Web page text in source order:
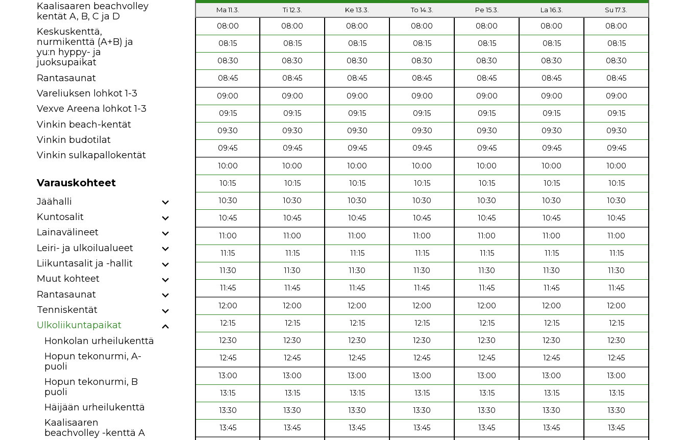
Kaalisaaren beachvolley
kentät A, B, C ja D
Keskuskenttä,
nurmikenttä (A+B) ja
yu:n hyppy- ja
juoksupaikat
Rantasaunat
Vareliuksen lohkot 1-3
Vexve Areena lohkot 1-3
Vinkin beach-kentät
Vinkin budotilat
Vinkin sulkapallokentät
Varauskohteet
Jäähalli
Kuntosalit
Lainavälineet
Leiri- ja ulkoilualueet
Liikuntasalit ja -hallit
Muut kohteet
Rantasaunat
Tenniskentät
Ulkoliikuntapaikat
Honkolan urheilukenttä
Hopun tekonurmi, A-
puoli
Hopun tekonurmi, B
puoli
Häijään urheilukenttä
Kaalisaaren
beachvolley -kenttä A
Ma 11.3. Ti 12.3. Ke 13.3. To 14.3. Pe 15.3. La 16.3. Su 17.3.
08:00 08:00 08:00 08:00 08:00 08:00
08:00
08:15
08:15 08:15 08:15 08:15 08:15
08:15
08:30
08:30 08:30 08:30 08:30 08:30
08:30
08:45
08:45 08:45 08:45 08:45 08:45
08:45
09:00
09:00 09:00 09:00 09:00 09:00
09:00
09:15
09:15 09:15 09:15 09:15 09:15
09:15
09:30
09:30 09:30 09:30 09:30 09:30
09:30
09:45
09:45 09:45 09:45 09:45 09:45
09:45
10:00
10:00 10:00 10:00 10:00 10:00
10:00
10:15
10:15 10:15 10:15 10:15 10:15
10:15
10:30
10:30 10:30 10:30 10:30 10:30
10:30
10:45
10:45 10:45 10:45 10:45 10:45
10:45
11:00
11:00 11:00 11:00 11:00 11:00
11:00
11:15
11:15 11:15 11:15 11:15 11:15
11:15
11:30
11:30 11:30 11:30 11:30 11:30
11:30
11:45
11:45 11:45 11:45 11:45 11:45
11:45
12:00
12:00 12:00 12:00 12:00 12:00
12:00
12:15
12:15 12:15 12:15 12:15 12:15
12:15
12:30
12:30 12:30 12:30 12:30 12:30
12:30
12:45
12:45 12:45 12:45 12:45 12:45
12:45
13:00
13:00 13:00 13:00 13:00 13:00
13:00
13:15
13:15 13:15 13:15 13:15 13:15
13:15
13:30
13:30 13:30 13:30 13:30 13:30
13:30
13:45
13:45 13:45 13:45 13:45 13:45
13:45